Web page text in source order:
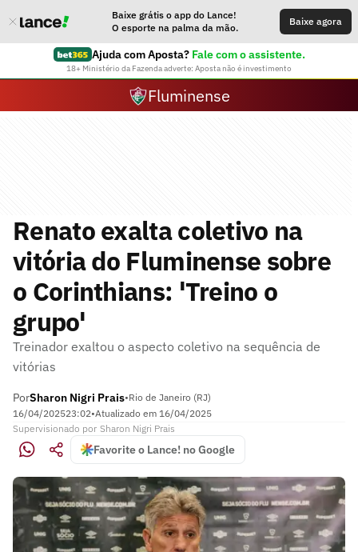
Baixe grátis o app do Lance!
O esporte na palma da mão.
Baixe agora
Ajuda com Aposta? Fale com o assistente.
18+ Ministério da Fazenda adverte: Aposta não é investimento
Fluminense
Renato exalta coletivo na
vitória do Fluminense sobre
o Corinthians: 'Treino o
grupo'
Treinador exaltou o aspecto coletivo na sequência de
vitórias
PorSharon Nigri Prais•Rio de Janeiro (RJ)
16/04/202523:02•Atualizado em 16/04/2025
Supervisionado por Sharon Nigri Prais
Favorite o Lance! no Google